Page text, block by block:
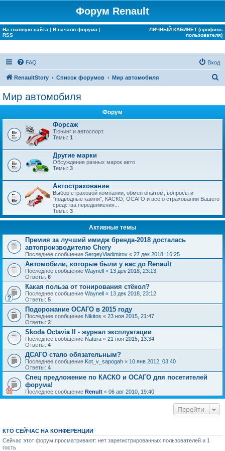
Форум Renault
На главную сайта | В начало форума |
RSS
ЛИЧНЫЙ КАБИНЕТ (профиль
пользователя)
FAQ Вход
RenaultStory Список форумов Мир автомобиля
Мир автомобиля
Форум
Форсаж
Тюнинг и автоспорт.
Темы: 1
Другие марки
Обсуждение разных марок авто
Темы: 3
Автострахование
Выбор страховой компании, обмен опытом, вопросы и
"подводные камни", КАСКО, ОСАГО и все о страховании Вашего
средства передвижения...
Темы: 3
Активные темы
Премия за лучший имидж бренда-2018 досталась
автопроизводителю Chery
Последнее сообщение SergeyVladimirov « 27 дек 2018, 16:25
Автомобили, которые были у вас до Renault
Последнее сообщение Waynell « 13 дек 2018, 23:13
Ответы: 6
Какая польза от тонирования стёкол?
Последнее сообщение Waynell « 13 дек 2018, 23:12
Ответы: 5
Подорожание ОСАГО в 2015 году
Последнее сообщение Nikitos « 23 ноя 2015, 21:47
Ответы: 2
Skoda Octavia II - журнал эксплуатации
Последнее сообщение Natura « 21 ноя 2015, 13:34
Ответы: 4
ДСАГО стало обязательным?
Последнее сообщение Kot_v_sapogah « 10 янв 2012, 03:40
Ответы: 4
Спец предложение по КАСКО и ОСАГО для посетителей
форума!
Последнее сообщение Renult « 06 авг 2010, 19:40
Перейти
КТО СЕЙЧАС НА КОНФЕРЕНЦИИ
Сейчас этот форум просматривают: нет зарегистрированных пользователей и 1
гость